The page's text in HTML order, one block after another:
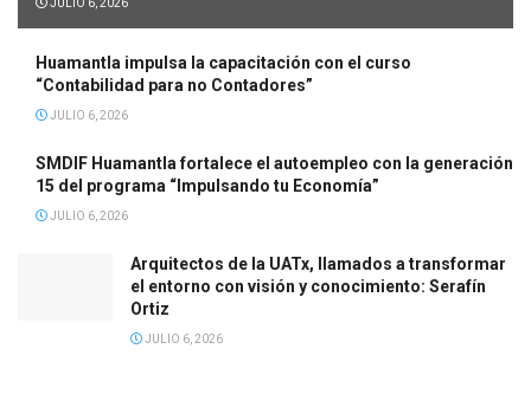
JULIO 6, 2026
Huamantla impulsa la capacitación con el curso
“Contabilidad para no Contadores”
JULIO 6, 2026
SMDIF Huamantla fortalece el autoempleo con la generación
15 del programa “Impulsando tu Economía”
JULIO 6, 2026
Arquitectos de la UATx, llamados a transformar
el entorno con visión y conocimiento: Serafín
Ortiz
JULIO 6, 2026